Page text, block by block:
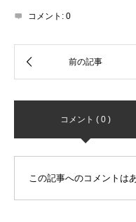
コメント: 0
コメント ( 0 )
この記事へのコメントは